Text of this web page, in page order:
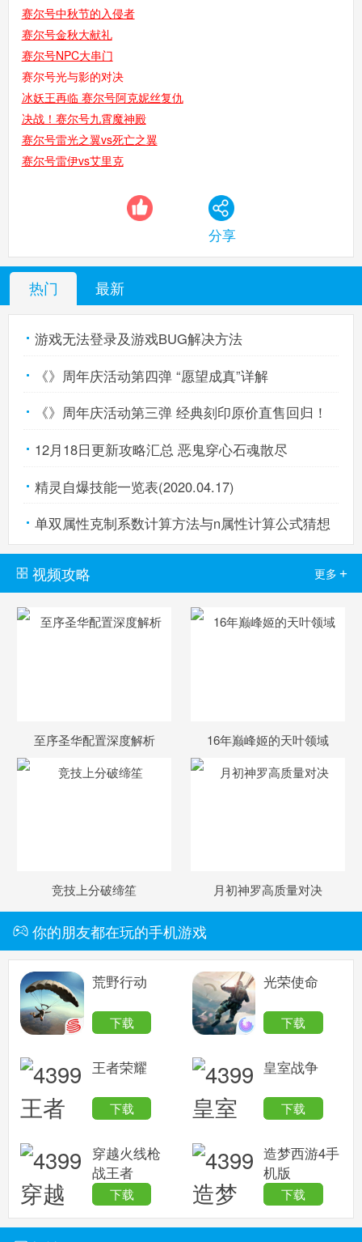
赛尔号中秋节的入侵者
赛尔号金秋大献礼
赛尔号NPC大串门
赛尔号光与影的对决
冰妖王再临 赛尔号阿克妮丝复仇
决战！赛尔号九霄魔神殿
赛尔号雷光之翼vs死亡之翼
赛尔号雷伊vs艾里克
分享
热门 最新
游戏无法登录及游戏BUG解决方法
《》周年庆活动第四弹 “愿望成真”详解
《》周年庆活动第三弹 经典刻印原价直售回归！
12月18日更新攻略汇总 恶鬼穿心石魂散尽
精灵自爆技能一览表(2020.04.17)
单双属性克制系数计算方法与n属性计算公式猜想
视频攻略 更多 +
至序圣华配置深度解析 16年巅峰姬的天叶领域
竞技上分破缔笙 月初神罗高质量对决
你的朋友都在玩的手机游戏
荒野行动
下载
光荣使命
下载
王者荣耀
下载
皇室战争
下载
穿越火线枪
战王者
下载
造梦西游4手
机版
下载